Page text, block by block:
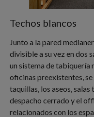
Techos blancos
Junto a la pared
divisible a su vez en dos
un sistema de tabiquería
oficinas preexistentes,
taquillas, los aseos, salas
despacho cerrado y el
relacionados con los